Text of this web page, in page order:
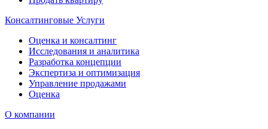
Консалтинговые Услуги
Оценка и консалтинг
Исследования и аналитика
Разработка концепции
Экспертиза и оптимизация
Управление продажами
Оценка
О компании